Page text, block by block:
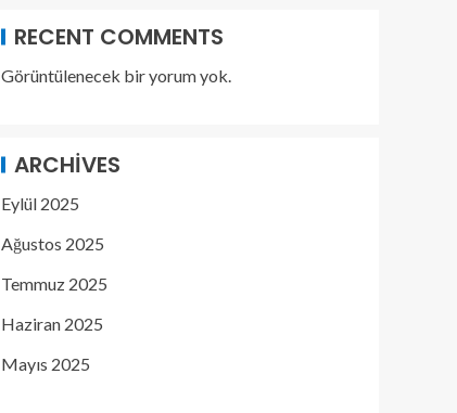
RECENT COMMENTS
Görüntülenecek bir yorum yok.
ARCHIVES
Eylül 2025
Ağustos 2025
Temmuz 2025
Haziran 2025
Mayıs 2025